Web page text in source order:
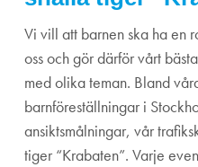
Vi vill att barnen ska ha en
oss och gör därför vårt
med olika teman. Bland
barnföreställningar i
ansiktsmålningar, vår
tiger “Krabaten”. Varje